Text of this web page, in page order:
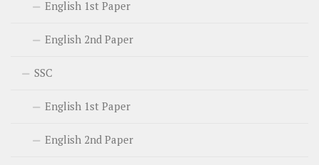
English 1st Paper
English 2nd Paper
SSC
English 1st Paper
English 2nd Paper